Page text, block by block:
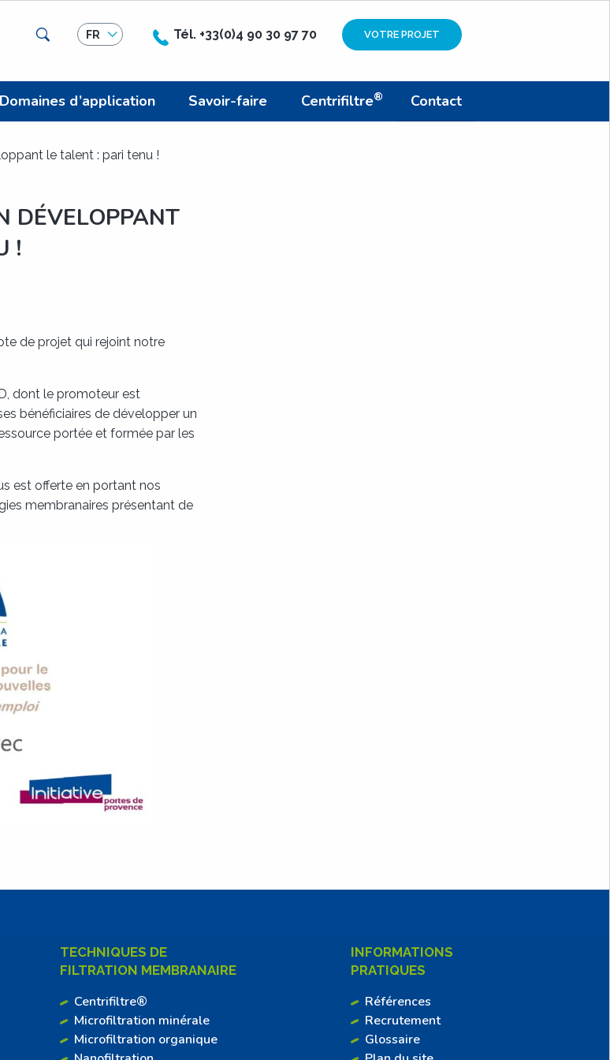
Rechercher
FR Tél. +33(0)4 90 30 97 70 VOTRE PROJET
Domaines d’application Savoir-faire Centrifiltre® Contact
le talent : pari tenu !
DÉVELOPPANT
!
de projet qui rejoint notre
dont le promoteur est
bénéficiaires de développer un
portée et formée par les
est offerte en portant nos
membranaires présentant de
TECHNIQUES DE
FILTRATION MEMBRANAIRE
Centrifiltre®
Microfiltration minérale
Microfiltration organique
INFORMATIONS
PRATIQUES
Références
Recrutement
Glossaire